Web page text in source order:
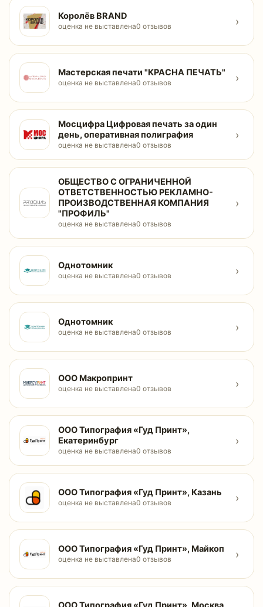
Королёв BRAND
оценка не выставлена0 отзывов ›
Мастерская печати "КРАСНА ПЕЧАТЬ"
оценка не выставлена0 отзывов ›
Мосцифра Цифровая печать за один
день, оперативная полиграфия
оценка не выставлена0 отзывов
›
ОБЩЕСТВО С ОГРАНИЧЕННОЙ
ОТВЕТСТВЕННОСТЬЮ РЕКЛАМНО-
ПРОИЗВОДСТВЕННАЯ КОМПАНИЯ
"ПРОФИЛЬ"
оценка не выставлена0 отзывов
›
Однотомник
оценка не выставлена0 отзывов ›
Однотомник
оценка не выставлена0 отзывов ›
ООО Макропринт
оценка не выставлена0 отзывов ›
ООО Типография «Гуд Принт»,
Екатеринбург
оценка не выставлена0 отзывов
›
ООО Типография «Гуд Принт», Казань
оценка не выставлена0 отзывов ›
ООО Типография «Гуд Принт», Майкоп
оценка не выставлена0 отзывов ›